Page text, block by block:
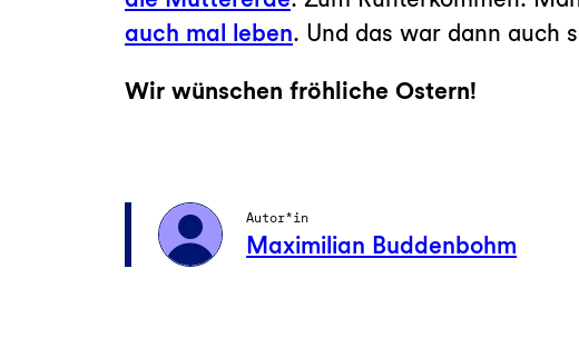
auch mal leben. Und das war dann auch
Wir wünschen fröhliche Ostern!
Autor*in
Maximilian Buddenbohm